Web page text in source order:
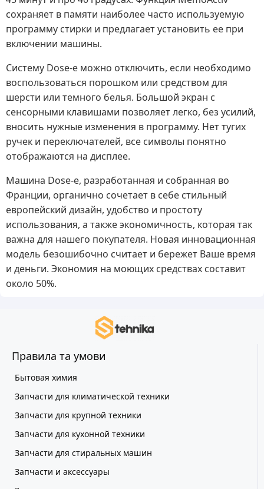
сохраняет в памяти наиболее часто используемую
программу стирки и предлагает установить ее при
включении машины.
Систему Dose-e можно отключить, если необходимо
воспользоваться порошком или средством для
шерсти или темного белья. Большой экран с
сенсорными клавишами позволяет легко, без усилий,
вносить нужные изменения в программу. Нет тугих
ручек и переключателей, все символы понятно
отображаются на дисплее.
Машина Dose-e, разработанная и собранная во
Франции, органично сочетает в себе стильный
европейский дизайн, удобство и простоту
использования, а также экономичность, которая так
важна для нашего покупателя. Новая инновационная
модель безошибочно считает и бережет Ваше время
и деньги. Экономия на моющих средствах составит
около 50%.
Правила та умови
Бытовая химия
Запчасти для климатической техники
Запчасти для крупной техники
Запчасти для кухонной техники
Запчасти для стиральных машин
Запчасти и аксессуары